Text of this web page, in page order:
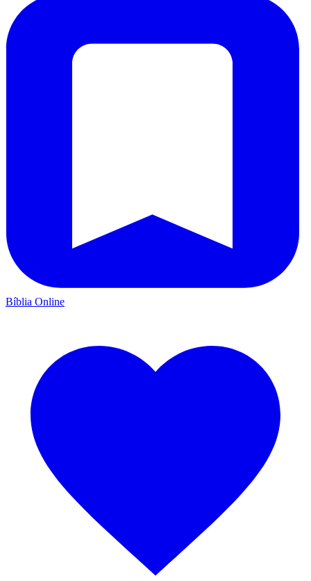
Bíblia Online